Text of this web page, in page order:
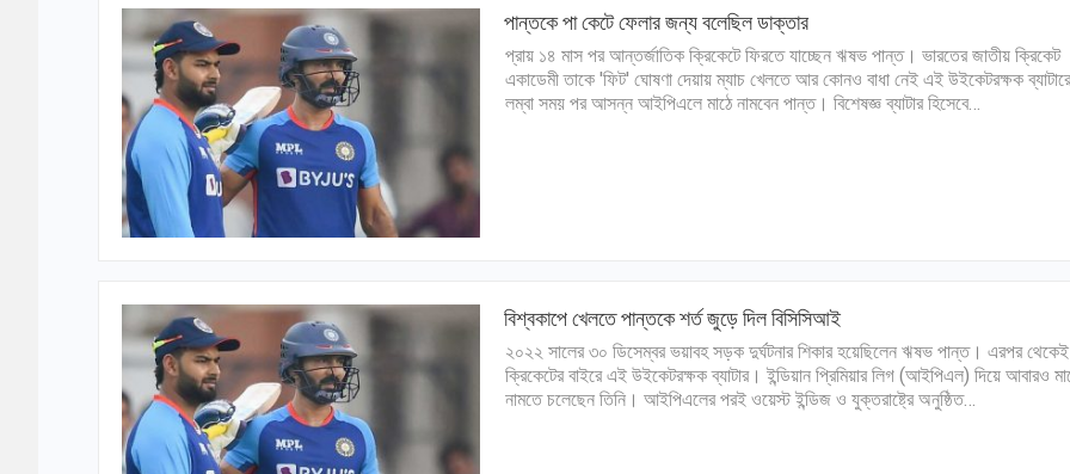
পান্তকে পা কেটে ফেলার জন্য বলেছিল ডাক্তার
প্রায় ১৪ মাস পর আন্তর্জাতিক ক্রিকেটে ফিরতে যাচ্ছেন ঋষভ পান্ত। ভারতের জাতীয় ক্রিকেট
একাডেমী তাকে 'ফিট' ঘোষণা দেয়ায় ম্যাচ খেলতে আর কোনও বাধা নেই এই উইকেটরক্ষক
লম্বা সময় পর আসন্ন আইপিএলে মাঠে নামবেন পান্ত। বিশেষজ্ঞ ব্যাটার হিসেবে…
বিশ্বকাপে খেলতে পান্তকে শর্ত জুড়ে দিল বিসিসিআই
২০২২ সালের ৩০ ডিসেম্বর ভয়াবহ সড়ক দুর্ঘটনার শিকার হয়েছিলেন ঋষভ পান্ত। এরপর থেকেই
ক্রিকেটের বাইরে এই উইকেটরক্ষক ব্যাটার। ইন্ডিয়ান প্রিমিয়ার লিগ (আইপিএল) দিয়ে আবারও
নামতে চলেছেন তিনি। আইপিএলের পরই ওয়েস্ট ইন্ডিজ ও যুক্তরাষ্ট্রে অনুষ্ঠিত…